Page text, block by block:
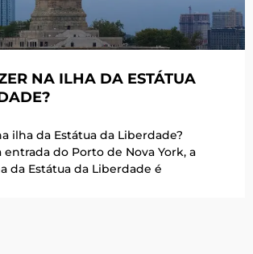
NA ILHA DA ESTÁTUA
ilha da Estátua da Liberdade?
entrada do Porto de Nova York, a
da Estátua da Liberdade é